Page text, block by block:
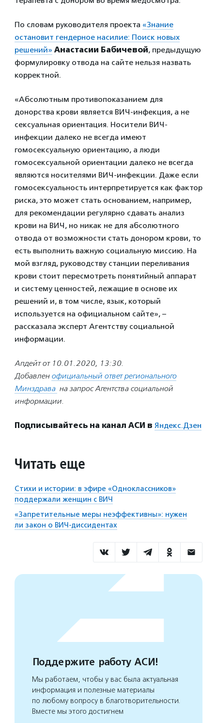
По словам руководителя проекта «Знание
остановит гендерное насилие: Поиск новых
решений» Анастасии Бабичевой, предыдущую
формулировку отвода на сайте нельзя назвать
корректной.
«Абсолютным противопоказанием для
донорства крови является ВИЧ-инфекция, а не
сексуальная ориентация. Носители ВИЧ-
инфекции далеко не всегда имеют
гомосексуальную ориентацию, а люди
гомосексуальной ориентации далеко не всегда
являются носителями ВИЧ-инфекции. Даже если
гомосексуальность интерпретируется как фактор
риска, это может стать основанием, например,
для рекомендации регулярно сдавать анализ
крови на ВИЧ, но никак не для абсолютного
отвода от возможности стать донором крови, то
есть выполнить важную социальную миссию. На
мой взгляд, руководству станции переливания
крови стоит пересмотреть понятийный аппарат
и систему ценностей, лежащие в основе их
решений и, в том числе, язык, который
используется на официальном сайте», –
рассказала эксперт Агентству социальной
информации.
Апдейт от 10.01.2020, 13:30.
Добавлен официальный ответ регионального
Минздрава на запрос Агентства социальной
информации.
Подписывайтесь на канал АСИ в Яндекс.Дзен
Читать еще
Стихи и истории: в эфире «Одноклассников»
поддержали женщин с ВИЧ
«Запретительные меры неэффективны»: нужен
ли закон о ВИЧ-диссидентах
Поддержите работу АСИ!
Мы работаем, чтобы у вас была актуальная
информация и полезные материалы
по любому вопросу в благотворительности.
Вместе мы этого достигнем